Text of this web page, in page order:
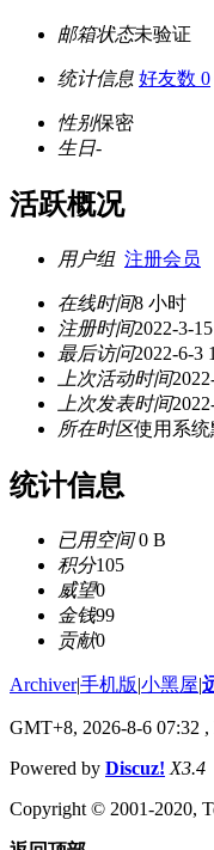
邮箱状态未验证
统计信息 好友数 0
性别保密
生日-
活跃概况
用户组 注册会员
在线时间8 小时
注册时间2022-3-
最后访问2022-6-3
上次活动时间
上次发表时间
所在时区使用系统
统计信息
已用空间0 B
积分105
威望0
金钱99
贡献0
Archiver|手机版|小黑屋|
GMT+8, 2026-8-6 07:32 ,
Powered by Discuz! X3.4
Copyright © 2001-2020,